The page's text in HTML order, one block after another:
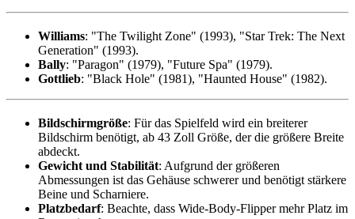
Williams: "The Twilight Zone" (1993), "Star Trek: The Next
Generation" (1993).
Bally: "Paragon" (1979), "Future Spa" (1979).
Gottlieb: "Black Hole" (1981), "Haunted House" (1982).
Bildschirmgröße: Für das Spielfeld wird ein breiterer
Bildschirm benötigt, ab 43 Zoll Größe, der die größere Breite
abdeckt.
Gewicht und Stabilität: Aufgrund der größeren
Abmessungen ist das Gehäuse schwerer und benötigt stärkere
Beine und Scharniere.
Platzbedarf: Beachte, dass Wide-Body-Flipper mehr Platz im